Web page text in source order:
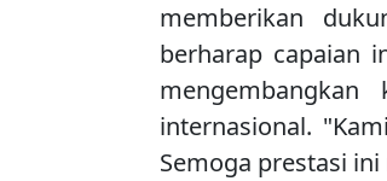
memberikan
berharap capaian
internasional.
Semoga prestasi